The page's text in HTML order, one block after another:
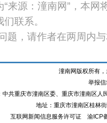
来源：潼南网”，本网
联系。
题，请作者在两周内
潼南网版权所有
举报
中共重庆市潼南区委、重庆市潼南区
地址：重庆市潼南区桂林
互联网新闻信息服务许可证
渝ICP